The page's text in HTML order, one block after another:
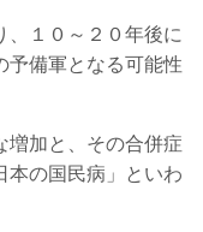
１０～２０年後に
予備軍となる可能性
加と、その合併症
本の国民病」といわ